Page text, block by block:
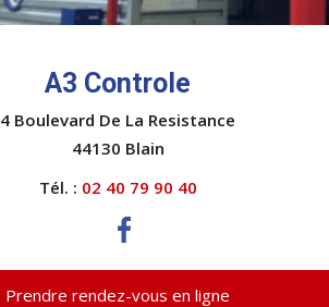
A3 Controle
4 Boulevard De La Resistance
44130 Blain
Tél. : 02 40 79 90 40
Prendre rendez-vous en ligne